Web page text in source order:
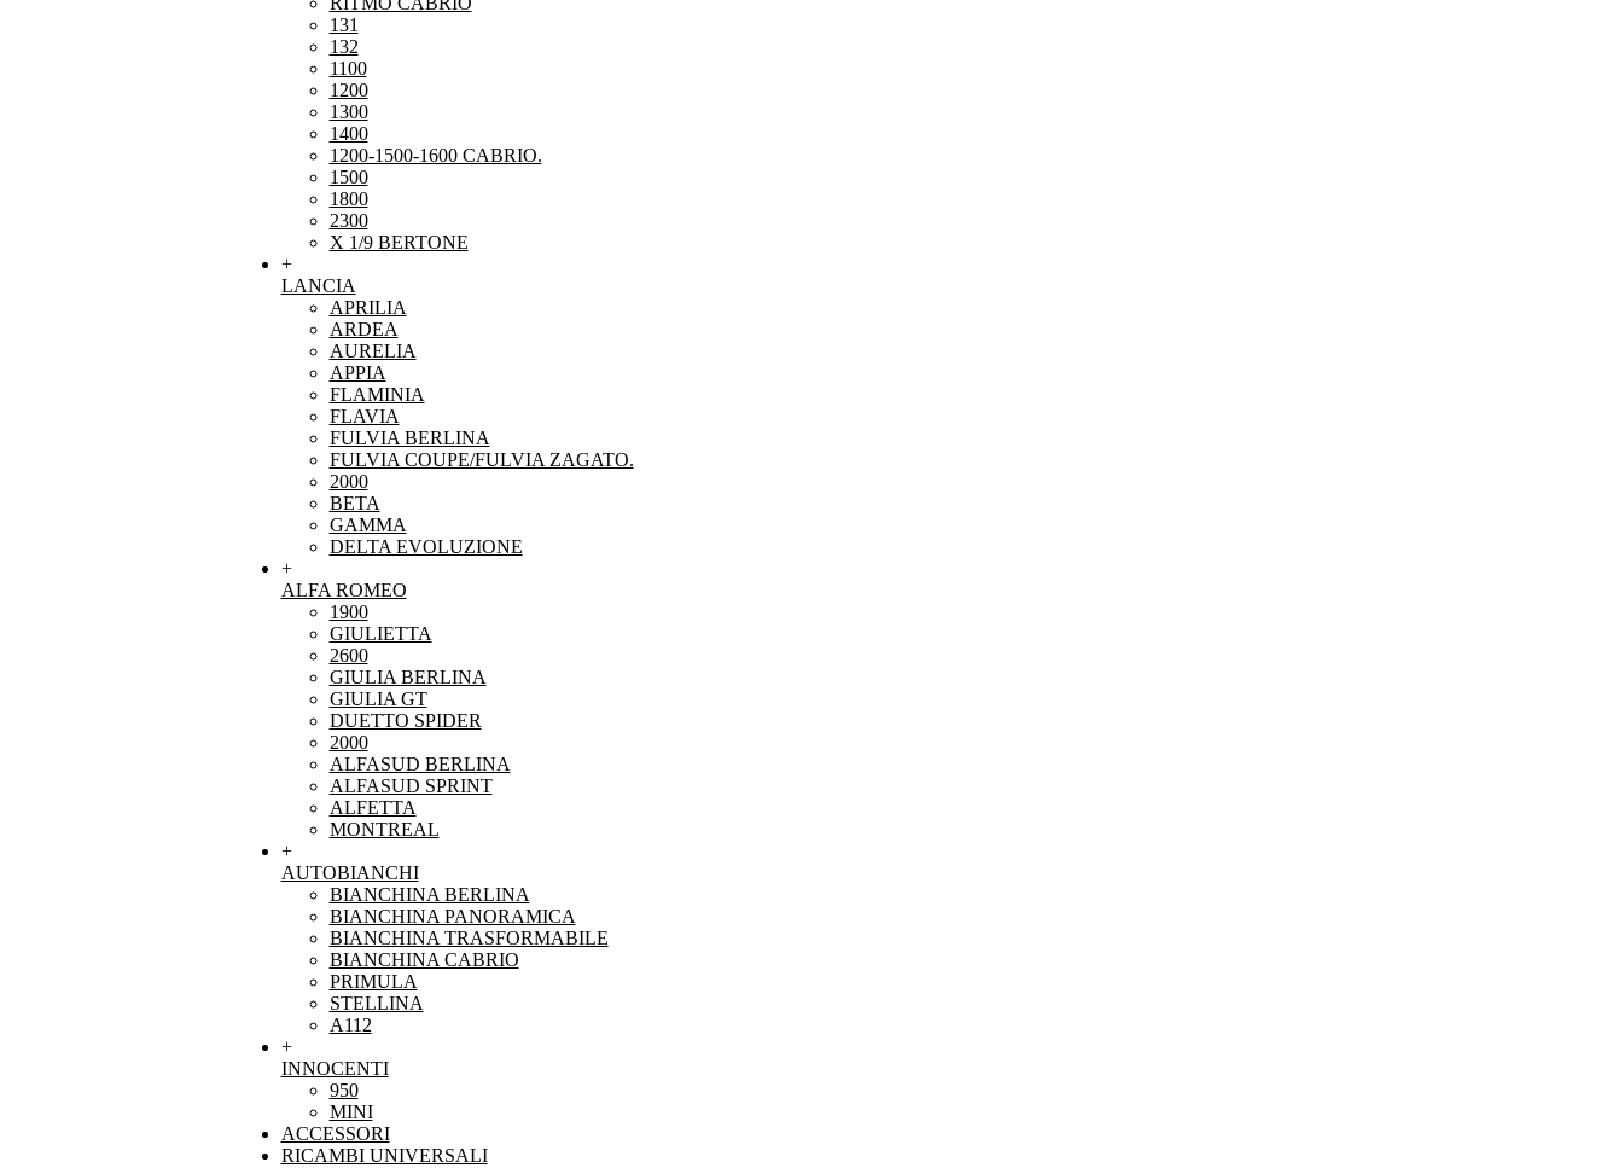
131
132
1100
1200
1300
1400
1200-1500-1600 CABRIO.
1500
1800
2300
X 1/9 BERTONE
+
LANCIA
APRILIA
ARDEA
AURELIA
APPIA
FLAMINIA
FLAVIA
FULVIA BERLINA
FULVIA COUPE/FULVIA ZAGATO.
2000
BETA
GAMMA
DELTA EVOLUZIONE
+
ALFA ROMEO
1900
GIULIETTA
2600
GIULIA BERLINA
GIULIA GT
DUETTO SPIDER
2000
ALFASUD BERLINA
ALFASUD SPRINT
ALFETTA
MONTREAL
+
AUTOBIANCHI
BIANCHINA BERLINA
BIANCHINA PANORAMICA
BIANCHINA TRASFORMABILE
BIANCHINA CABRIO
PRIMULA
STELLINA
A112
+
INNOCENTI
950
MINI
ACCESSORI
RICAMBI UNIVERSALI